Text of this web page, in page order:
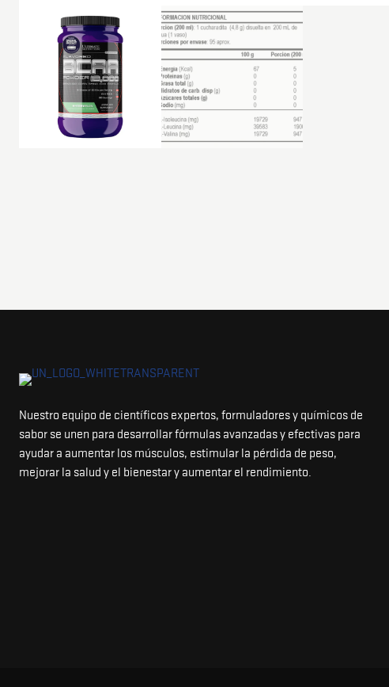
Nuestro equipo de científicos expertos, formuladores y químicos de
sabor se unen para desarrollar fórmulas avanzadas y efectivas para
ayudar a aumentar los músculos, estimular la pérdida de peso,
mejorar la salud y el bienestar y aumentar el rendimiento.